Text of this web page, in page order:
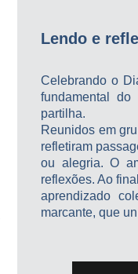
Lendo e
Celebrando o
fundamental
partilha.
Reunidos em
refletiram
ou alegria. O
reflexões. Ao
aprendizado
marcante, que